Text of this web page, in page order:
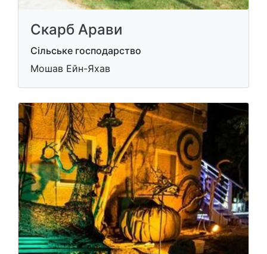
Скарб Арави
Сільське господарство
Мошав Ейн-Яхав